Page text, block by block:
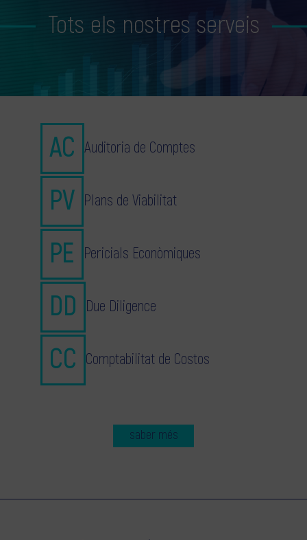
Tots els nostres serveis
Auditoria de Comptes
Plans de Viabilitat
Pericials Econòmiques
Due Diligence
Comptabilitat de Costos
saber més